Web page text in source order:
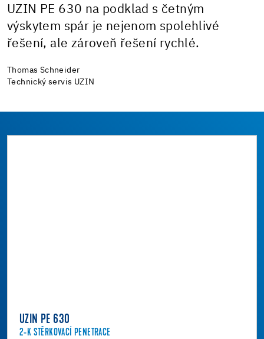
UZIN PE 630 na podklad s četným
výskytem spár je nejenom spolehlivé
řešení, ale zároveň řešení rychlé.
Thomas Schneider
Technický servis UZIN
UZIN PE 630
2-K STĚRKOVACÍ PENETRACE